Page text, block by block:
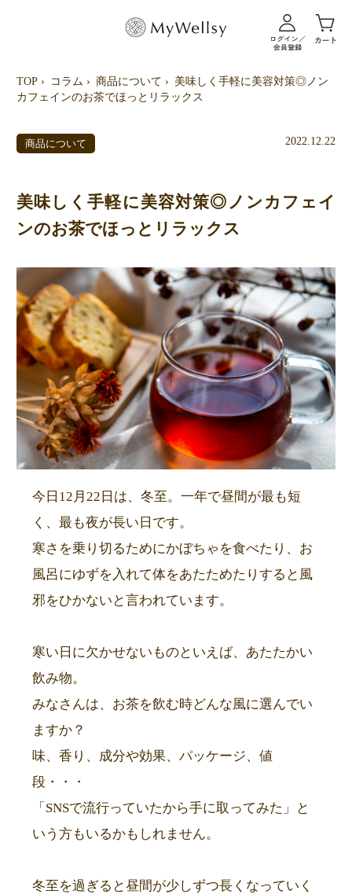
TOP コラム 商品について
美味しく手軽に美容対策◎ノン
カフェインのお茶でほっとリラックス
商品について 2022.12.22
美味しく手軽に美容対策◎ノンカフェイ
ンのお茶でほっとリラックス
今日12月22日は、冬至。一年で昼間が最も短
く、最も夜が長い日です。
寒さを乗り切るためにかぼちゃを食べたり、お
風呂にゆずを入れて体をあたためたりすると風
邪をひかないと言われています。
寒い日に欠かせないものといえば、あたたかい
飲み物。
みなさんは、お茶を飲む時どんな風に選んでい
ますか？
味、香り、成分や効果、パッケージ、値
段・・・
「SNSで流行っていたから手に取ってみた」と
いう方もいるかもしれません。
冬至を過ぎると昼間が少しずつ長くなっていく